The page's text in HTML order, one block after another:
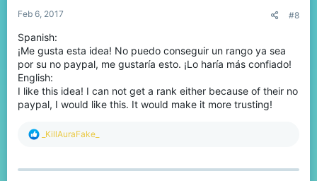
Feb 6, 2017 #8
Spanish:
¡Me gusta esta idea! No puedo conseguir un rango ya sea
por su no paypal, me gustaría esto. ¡Lo haría más confiado!
English:
I like this idea! I can not get a rank either because of their no
paypal, I would like this. It would make it more trusting!
R
c
_KillAuraFake_